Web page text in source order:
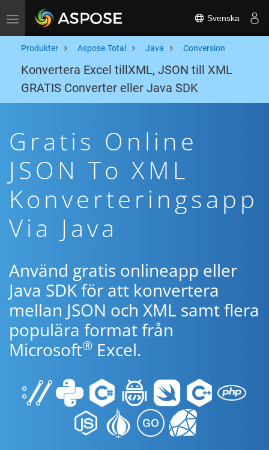
Toggle navigation Svenska
Produkter Aspose.Total Java Conversion
Konvertera Excel tillXML, JSON till XML
GRATIS Converter eller Java SDK
Gratis Online
JSON To XML
Konverteringsapp
Via Java
Använd gratis onlineapp eller
Java SDK för att konvertera
mellan JSON och XML samt flera
populära format från
Microsoft® Excel.